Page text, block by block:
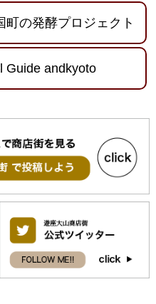
町の発酵プロジェクト
Guide andkyoto